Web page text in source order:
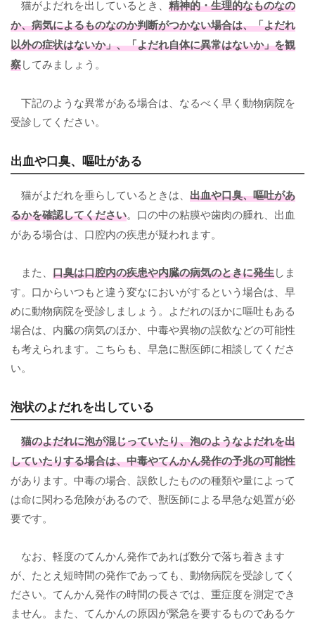
猫がよだれを出しているとき、 精神的・生理的なものなの
か、病気によるものなのか判断がつかない場合は、「よだれ
以外の症状はないか」、「よだれ自体に異常はないか」を観
察してみましょう。
下記のような異常がある場合は、なるべく早く動物病院を
受診してください。
出血や口臭、嘔吐がある
猫がよだれを垂らしているときは、 出血や口臭、嘔吐があ
るかを確認してください。口の中の粘膜や歯肉の腫れ、出血
がある場合は、口腔内の疾患が疑われます。
また、 口臭は口腔内の疾患や内臓の病気のときに発生しま
す。口からいつもと違う変なにおいがするという場合は、早
めに動物病院を受診しましょう。よだれのほかに嘔吐もある
場合は、内臓の病気のほか、中毒や異物の誤飲などの可能性
も考えられます。こちらも、早急に獣医師に相談してくださ
い。
泡状のよだれを出している
猫のよだれに泡が混じっていたり、泡のようなよだれを出
していたりする場合は、中毒やてんかん発作の予兆の可能性
があります。中毒の場合、誤飲したものの種類や量によって
は命に関わる危険があるので、獣医師による早急な処置が必
要です。
なお、軽度のてんかん発作であれば数分で落ち着きます
が、たとえ短時間の発作であっても、動物病院を受診してく
ださい。てんかん発作の時間の長さでは、重症度を測定でき
ません。また、てんかんの原因が緊急を要するものであるケ